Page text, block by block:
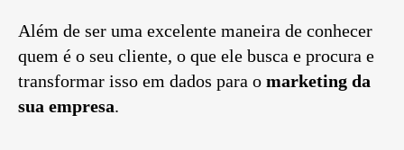
Além de ser uma excelente maneira de conhecer
quem é o seu cliente, o que ele busca e procura e
transformar isso em dados para o marketing da
sua empresa.